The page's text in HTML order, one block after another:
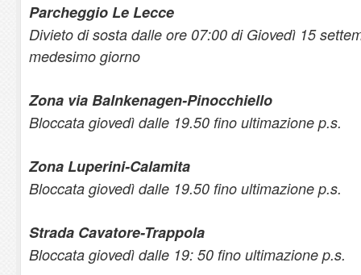
Parcheggio Le Lecce
Divieto di sosta dalle ore 07:00 di Giovedì 15
medesimo giorno
Zona via Balnkenagen-Pinocchiello
Bloccata giovedì dalle 19.50 fino ultimazione p.s.
Zona Luperini-Calamita
Bloccata giovedì dalle 19.50 fino ultimazione p.s.
Strada Cavatore-Trappola
Bloccata giovedì dalle 19: 50 fino ultimazione p.s.